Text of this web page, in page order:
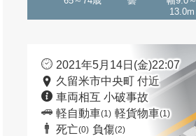
13.0m
2021年5月14日(金)22:07
久留米市中央町 付近
車両相互 小破事故
軽自動車(1) 軽貨物車(1)
死亡(0) 負傷(2)